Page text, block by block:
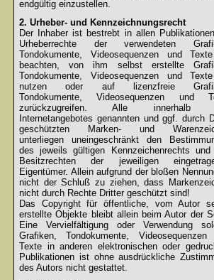
endgültig einzustellen.
2. Urheber- und Kennzeichnungsrecht
Der Inhaber ist bestrebt in allen
Urheberrechte der verwendeten
Tondokumente, Videosequenzen und
beachten, von ihm selbst erstellte
Tondokumente, Videosequenzen und
nutzen oder auf lizenzfreie
Tondokumente, Videosequenzen und
zurückzugreifen. Alle innerhalb
Internetangebotes genannten und ggf. durch
geschützten Marken- und
unterliegen uneingeschränkt den
des jeweils gültigen Kennzeichenrechts und
Besitzrechten der jeweiligen
Eigentümer. Allein aufgrund der bloßen
nicht der Schluß zu ziehen, dass
nicht durch Rechte Dritter geschützt sind!
Das Copyright für öffentliche, vom Autor
erstellte Objekte bleibt allein beim Autor der
Eine Vervielfältigung oder Verwendung
Grafiken, Tondokumente, Videosequenzen
Texte in anderen elektronischen oder
Publikationen ist ohne ausdrückliche
des Autors nicht gestattet.